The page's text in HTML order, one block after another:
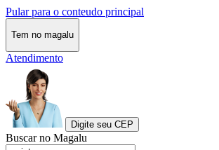
Pular para o conteudo principal
Tem no magalu
Atendimento
Digite seu CEP
Buscar no Magalu